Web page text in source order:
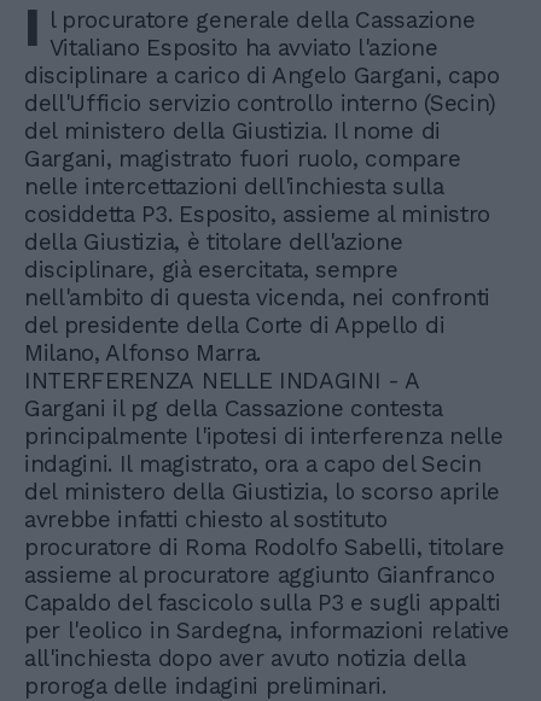
I l procuratore generale della Cassazione
Vitaliano Esposito ha avviato l'azione
disciplinare a carico di Angelo Gargani, capo
dell'Ufficio servizio controllo interno (Secin)
del ministero della Giustizia. Il nome di
Gargani, magistrato fuori ruolo, compare
nelle intercettazioni dell'inchiesta sulla
cosiddetta P3. Esposito, assieme al ministro
della Giustizia, è titolare dell'azione
disciplinare, già esercitata, sempre
nell'ambito di questa vicenda, nei confronti
del presidente della Corte di Appello di
Milano, Alfonso Marra.
INTERFERENZA NELLE INDAGINI - A
Gargani il pg della Cassazione contesta
principalmente l'ipotesi di interferenza nelle
indagini. Il magistrato, ora a capo del Secin
del ministero della Giustizia, lo scorso aprile
avrebbe infatti chiesto al sostituto
procuratore di Roma Rodolfo Sabelli, titolare
assieme al procuratore aggiunto Gianfranco
Capaldo del fascicolo sulla P3 e sugli appalti
per l'eolico in Sardegna, informazioni relative
all'inchiesta dopo aver avuto notizia della
proroga delle indagini preliminari.